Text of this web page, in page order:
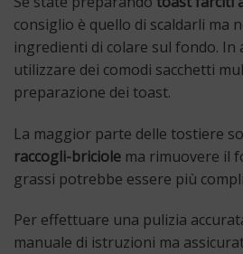
consiglio è quello di scaldarli ma
ingredienti di colare sul fondo.
utilizzare dei comodi sacchetti
preparazione dei toast.
La maggior parte delle tostiere
raccogli-briciole ma rimuovere il
grassi potrebbe essere più
Per effettuare una pulizia
manuale di istruzioni ma